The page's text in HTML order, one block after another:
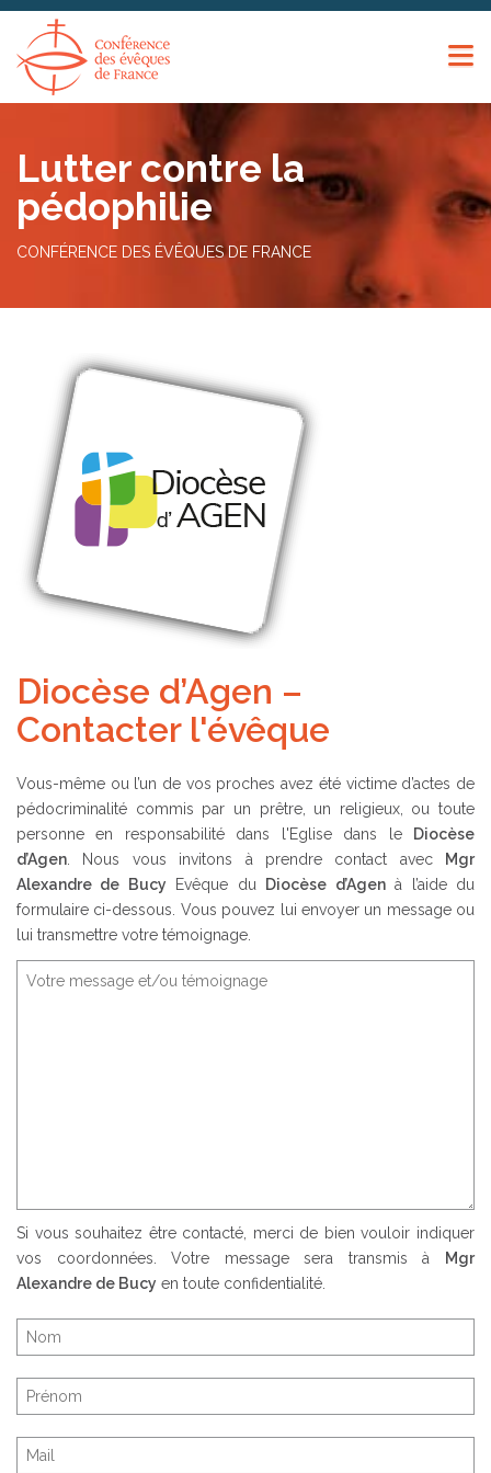
Lutter contre la
pédophilie
CONFÉRENCE DES ÉVÊQUES DE FRANCE
Diocèse d’Agen –
Contacter l'évêque
Vous-même ou l’un de vos proches avez été victime d’actes de
pédocriminalité commis par un prêtre, un religieux, ou toute
personne en responsabilité dans l'Eglise dans le
Diocèse
d’Agen. Nous vous invitons à prendre contact avec
Mgr
Alexandre de Bucy Evêque du Diocèse d’Agenà l’aide du
formulaire ci-dessous. Vous pouvez lui envoyer un message ou
lui transmettre votre témoignage.
Si vous souhaitez être contacté, merci de bien vouloir indiquer
vos coordonnées. Votre message sera transmis à
Mgr
Alexandre de Bucy en toute confidentialité.
Panneau de gestion des cookies